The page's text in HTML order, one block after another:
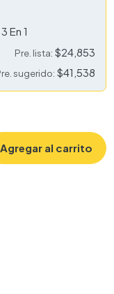
En 1
Pre. lista: $24,853
sugerido: $41,538
Agregar al carrito